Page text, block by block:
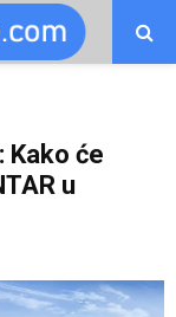
Kako će
u